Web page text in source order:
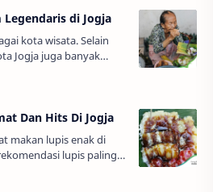
di Jogja
kota wisata. Selain
Jogja juga banyak
kudapan sudah
lalu dan kin…
Dan Hits Di Jogja
makan lupis enak di
lupis paling
wajib dicoba, mulai
Satinem hingga…